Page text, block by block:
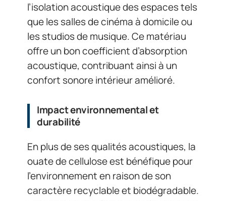
l’isolation acoustique des espaces tels
que les salles de cinéma à domicile ou
les studios de musique. Ce matériau
offre un bon coefficient d’absorption
acoustique, contribuant ainsi à un
confort sonore intérieur amélioré.
Impact environnemental et
durabilité
En plus de ses qualités acoustiques, la
ouate de cellulose est bénéfique pour
l’environnement en raison de son
caractère recyclable et biodégradable.